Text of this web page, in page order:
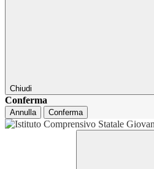
Chiudi
Conferma
Annulla Conferma